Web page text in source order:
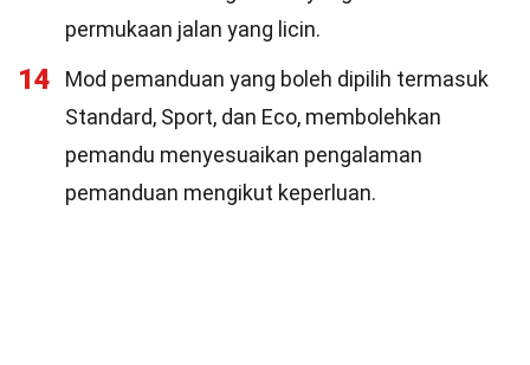
permukaan jalan yang licin.
14
Mod pemanduan yang boleh dipilih termasuk
Standard, Sport, dan Eco, membolehkan
pemandu menyesuaikan pengalaman
pemanduan mengikut keperluan.